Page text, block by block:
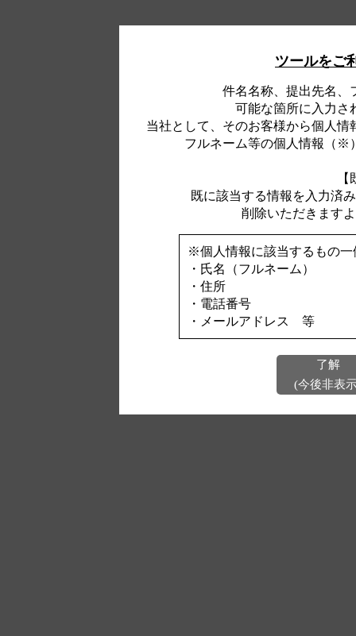
ツールをご
件名名称、提出先名、
可能な箇所に入力さ
当社として、そのお客様から個人
フルネーム等の個人情報（※
既に該当する情報を入力済
削除いただきます
※個人情報に該当するもの一
・氏名（フルネーム）
・住所
・電話番号
・メールアドレス 等
了解
(今後非表